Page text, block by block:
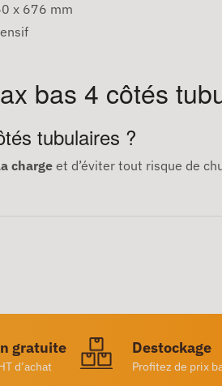
x 676 mm
bas 4 côtés
tubulaires ?
charge et d’éviter tout risque de
gratuite
d’achat
Destockage
Profitez de prix